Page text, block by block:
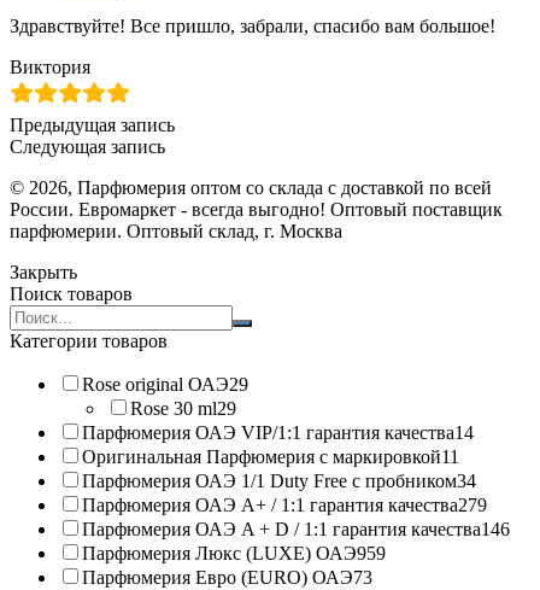
Здравствуйте! Все пришло, забрали, спасибо вам большое!
Виктория
Предыдущая запись
Следующая запись
© 2026, Парфюмерия оптом со склада с доставкой по всей
России. Евромаркет - всегда выгодно! Оптовый поставщик
парфюмерии. Оптовый склад, г. Москва
Закрыть
Поиск товаров
Search
products:
Категории товаров
Rose original ОАЭ29
Rose 30 ml29
Парфюмерия ОАЭ VIP/1:1 гарантия качества14
Оригинальная Парфюмерия с маркировкой11
Парфюмерия ОАЭ 1/1 Duty Free с пробником34
Парфюмерия ОАЭ A+ / 1:1 гарантия качества279
Парфюмерия ОАЭ A + D / 1:1 гарантия качества146
Парфюмерия Люкс (LUXE) ОАЭ959
Парфюмерия Евро (EURO) ОАЭ73